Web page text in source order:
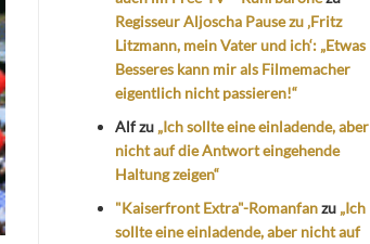
Regisseur Aljoscha Pause zu ‚Fritz
Litzmann, mein Vater und ich‘: „Etwas
Besseres kann mir als Filmemacher
eigentlich nicht passieren!“
Alfzu „Ich sollte eine einladende, aber
nicht auf die Antwort eingehende
Haltung zeigen“
"Kaiserfront Extra"-Romanfanzu „Ich
sollte eine einladende, aber nicht auf